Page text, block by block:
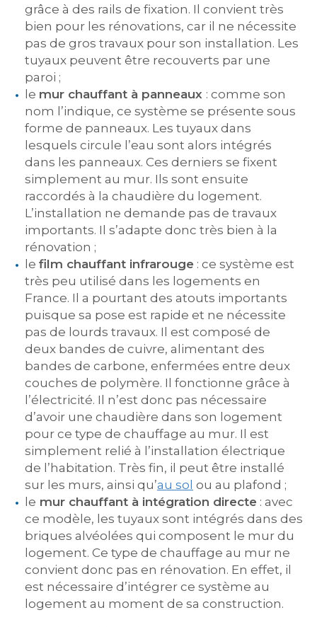
grâce à des rails de fixation. Il convient très
bien pour les rénovations, car il ne nécessite
pas de gros travaux pour son installation. Les
tuyaux peuvent être recouverts par une
paroi ;
le mur chauffant à panneaux : comme son
nom l’indique, ce système se présente sous
forme de panneaux. Les tuyaux dans
lesquels circule l’eau sont alors intégrés
dans les panneaux. Ces derniers se fixent
simplement au mur. Ils sont ensuite
raccordés à la chaudière du logement.
L’installation ne demande pas de travaux
importants. Il s’adapte donc très bien à la
rénovation ;
le film chauffant infrarouge : ce système est
très peu utilisé dans les logements en
France. Il a pourtant des atouts importants
puisque sa pose est rapide et ne nécessite
pas de lourds travaux. Il est composé de
deux bandes de cuivre, alimentant des
bandes de carbone, enfermées entre deux
couches de polymère. Il fonctionne grâce à
l’électricité. Il n’est donc pas nécessaire
d’avoir une chaudière dans son logement
pour ce type de chauffage au mur. Il est
simplement relié à l’installation électrique
de l’habitation. Très fin, il peut être installé
sur les murs, ainsi qu’au sol ou au plafond ;
le mur chauffant à intégration directe : avec
ce modèle, les tuyaux sont intégrés dans des
briques alvéolées qui composent le mur du
logement. Ce type de chauffage au mur ne
convient donc pas en rénovation. En effet, il
est nécessaire d’intégrer ce système au
logement au moment de sa construction.